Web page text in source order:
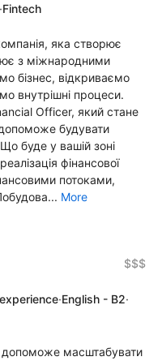
·Fintech
яка створює
з міжнародними
бізнес, відкриваємо
внутрішні процеси.
Officer, який стане
будувати
буде у вашій зоні
фінансової
потоками,
More
$$$
·English - B2·
масштабувати